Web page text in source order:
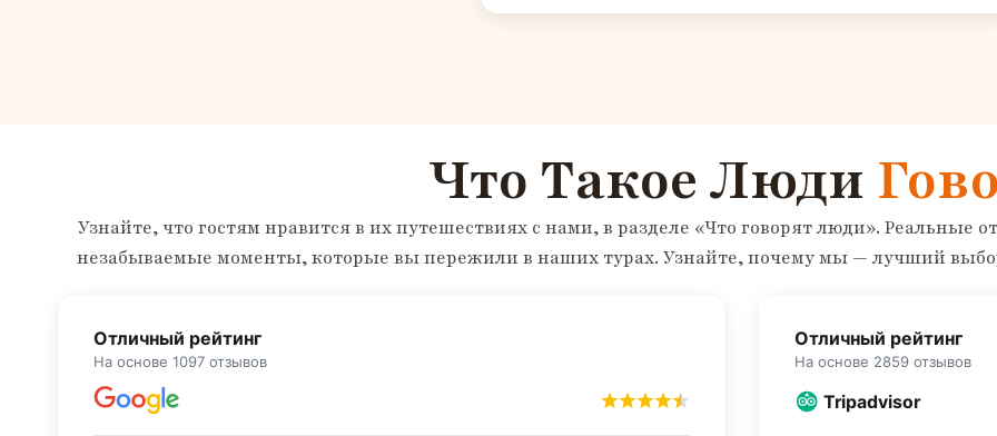
Что Такое Люди
Узнайте, что гостям нравится в их путешествиях с нами, в разделе «Что говорят люди».
незабываемые моменты, которые вы пережили в наших турах. Узнайте, почему мы — лучший
На основе 1097 отзывов На основе 2859 отзывов